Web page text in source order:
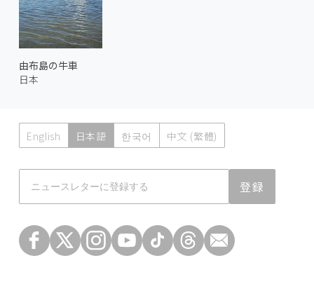
由布島の牛車
日本
English 日本語 한국어 中文 (繁體)
Atmoph News
登録